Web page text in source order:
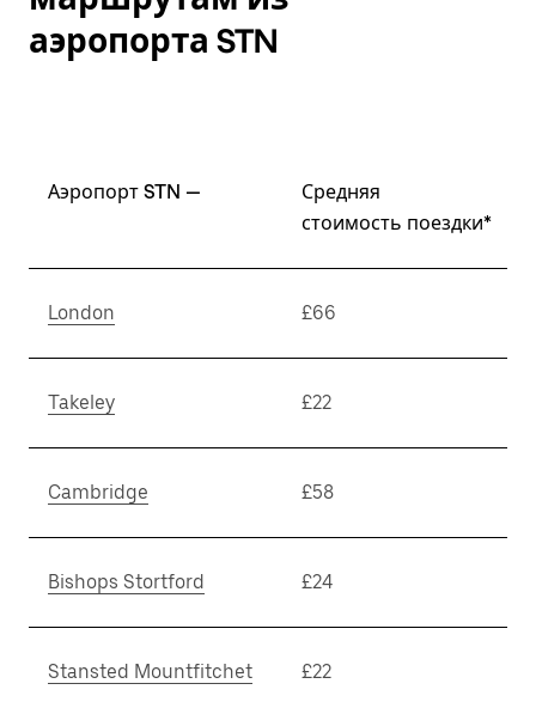
аэропорта STN
Аэропорт STN —
Средняя
стоимость поездки*
London £66
Takeley £22
Cambridge £58
Bishops Stortford £24
Stansted Mountfitchet £22